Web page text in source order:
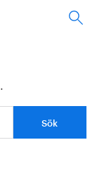
.